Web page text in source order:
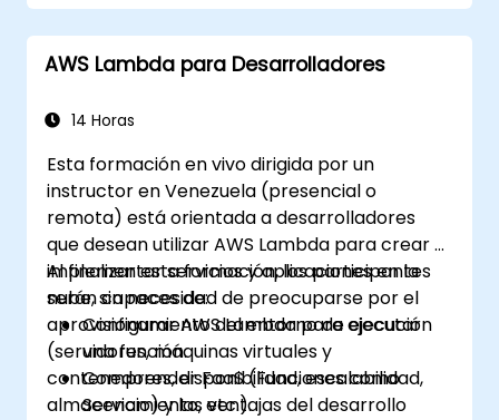
AWS Lambda para Desarrolladores
14 Horas
Esta formación en vivo dirigida por un
instructor en Venezuela (presencial o
remota) está orientada a desarrolladores
que desean utilizar AWS Lambda para crear e
implementar servicios y aplicaciones en la
nube, sin necesidad de preocuparse por el
aprovisionamiento del entorno de ejecución
(servidores, máquinas virtuales y
contenedores, disponibilidad, escalabilidad,
almacenamiento, etc.).
Al finalizar esta formación, los participantes
serán capaces de:
Configurar AWS Lambda para ejecutar
una función.
Comprender FaaS (Funciones como
Servicio) y las ventajas del desarrollo